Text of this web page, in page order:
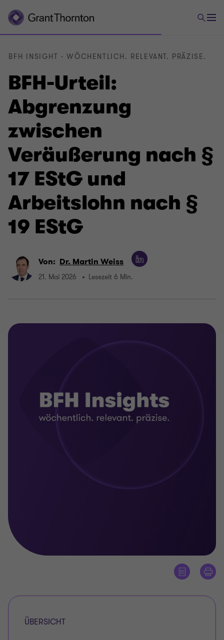
BFH-Urteil:
Abgrenzung
zwischen
Veräußerung nach §
17 EStG und
Arbeitslohn nach §
19 EStG
BFH INSIGHT - WÖCHENTLICH. RELEVANT. PRÄZISE.
Von: Dr. Martin Weiss
21. Mai 2026 Lesezeit 6 Min.
ÜBERSICHT